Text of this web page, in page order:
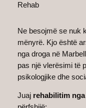
Rehab
Ne besojmë se nuk
mënyrë. Kjo është
nga droga në
pas një vlerësimi të
psikologjike dhe
Juaj rehabilitim